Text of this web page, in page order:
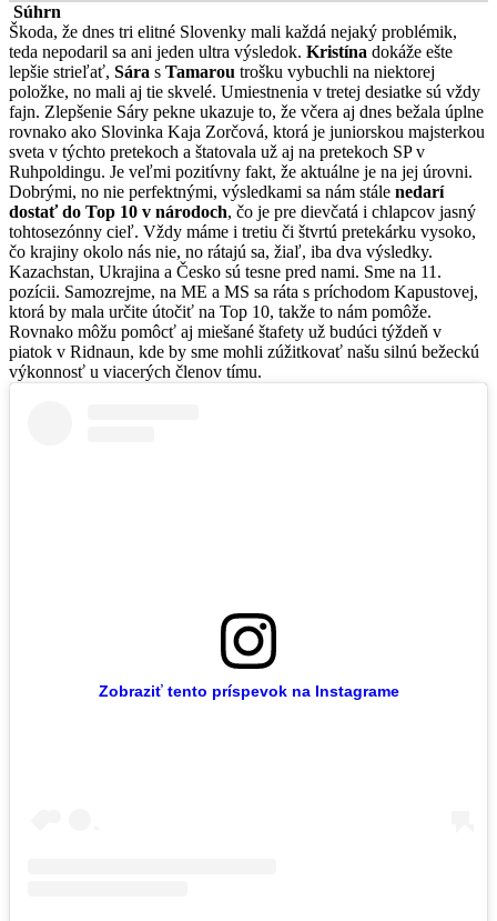
Súhrn
Škoda, že dnes tri elitné Slovenky mali každá nejaký problémik,
teda nepodaril sa ani jeden ultra výsledok. Kristína dokáže ešte
lepšie strieľať, Sára s Tamarou trošku vybuchli na niektorej
položke, no mali aj tie skvelé. Umiestnenia v tretej desiatke sú vždy
fajn. Zlepšenie Sáry pekne ukazuje to, že včera aj dnes bežala úplne
rovnako ako Slovinka Kaja Zorčová, ktorá je juniorskou majsterkou
sveta v týchto pretekoch a štatovala už aj na pretekoch SP v
Ruhpoldingu. Je veľmi pozitívny fakt, že aktuálne je na jej úrovni.
Dobrými, no nie perfektnými, výsledkami sa nám stále nedarí
dostať do Top 10 v národoch, čo je pre dievčatá i chlapcov jasný
tohtosezónny cieľ. Vždy máme i tretiu či štvrtú pretekárku vysoko,
čo krajiny okolo nás nie, no rátajú sa, žiaľ, iba dva výsledky.
Kazachstan, Ukrajina a Česko sú tesne pred nami. Sme na 11.
pozícii. Samozrejme, na ME a MS sa ráta s príchodom Kapustovej,
ktorá by mala určite útočiť na Top 10, takže to nám pomôže.
Rovnako môžu pomôcť aj miešané štafety už budúci týždeň v
piatok v Ridnaun, kde by sme mohli zúžitkovať našu silnú bežeckú
výkonnosť u viacerých členov tímu.
Zobraziť tento príspevok na Instagrame